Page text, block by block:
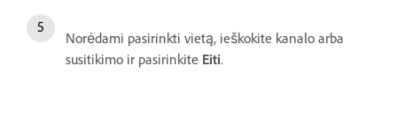
Norėdami pasirinkti vietą, ieškokite kanalo arba
susitikimo ir pasirinkite Eiti.